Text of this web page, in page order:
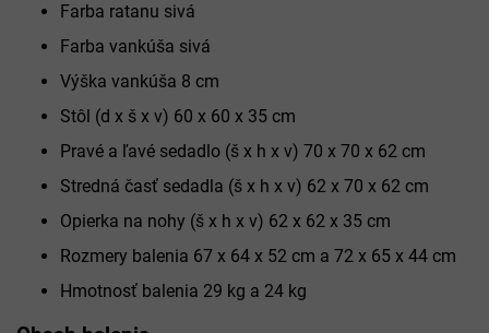
Farba ratanu sivá
Farba vankúša sivá
Výška vankúša 8 cm
Stôl (d x š x v) 60 x 60 x 35 cm
Pravé a ľavé sedadlo (š x h x v) 70 x 70 x 62 cm
Stredná časť sedadla (š x h x v) 62 x 70 x 62 cm
Opierka na nohy (š x h x v) 62 x 62 x 35 cm
Rozmery balenia 67 x 64 x 52 cm a 72 x 65 x 44 cm
Hmotnosť balenia 29 kg a 24 kg